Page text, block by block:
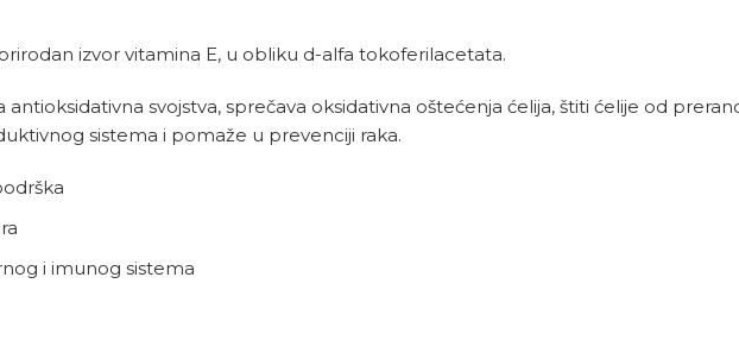
izvor vitamina E, u obliku d-alfa tokoferilacetata.
svojstva, sprečava oksidativna oštećenja ćelija, štiti ćelije od
sistema i pomaže u prevenciji raka.
i imunog sistema